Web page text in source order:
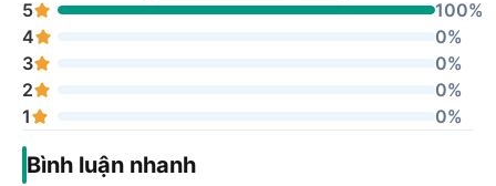
5
100%
4
0%
3
0%
2
0%
1
0%
Bình luận nhanh